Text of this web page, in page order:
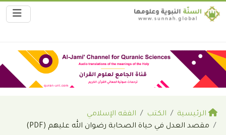
الرئيسية الكتب
الفقه الإسلامي
مقصد العدل في حياة الصحابة رضوان الله عليهم (PDF)